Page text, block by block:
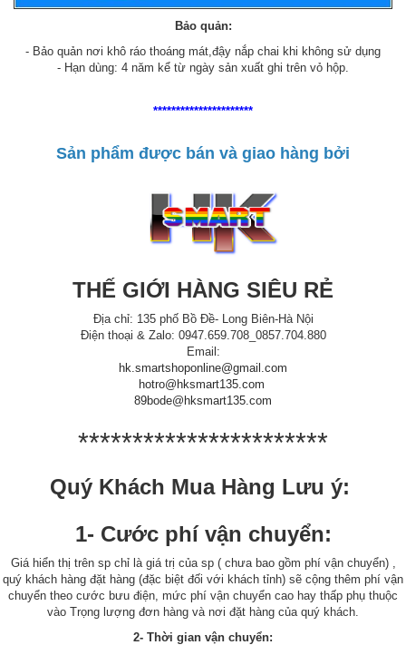
Bảo quản:
- Bảo quản nơi khô ráo thoáng mát,đậy nắp chai khi không sử dụng
- Hạn dùng: 4 năm kể từ ngày sản xuất ghi trên vỏ hộp.
**********************
Sản phẩm được bán và giao hàng bởi
THẾ GIỚI HÀNG SIÊU RẺ
Địa chỉ: 135 phố Bồ Đề- Long Biên-Hà Nội
Điện thoại & Zalo: 0947.659.708_0857.704.880
Email:
hk.smartshoponline@gmail.com
hotro@hksmart135.com
89bode@hksmart135.com
***********************
Quý Khách Mua Hàng Lưu ý:
1- Cước phí vận chuyển:
Giá hiển thị trên sp chỉ là giá trị của sp ( chưa bao gồm phí vận chuyển) ,
quý khách hàng đặt hàng (đặc biệt đối với khách tỉnh) sẽ cộng thêm phí vận
chuyển theo cước bưu điện, mức phí vận chuyển cao hay thấp phụ thuộc
vào Trọng lượng đơn hàng và nơi đặt hàng của quý khách.
2- Thời gian vận chuyển: